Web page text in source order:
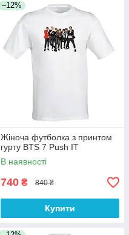
–12%
Жіноча футболка з принтом
гурту BTS 7 Push IT
В наявності
740 ₴ 840 ₴
Купити